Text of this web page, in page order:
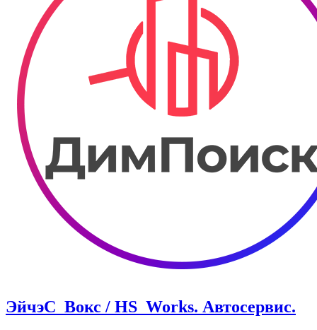
ЭйчэС_Вокс / HS_Works. Автосервис.